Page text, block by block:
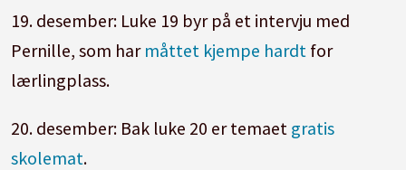
19. desember: Luke 19 byr på et intervju med
Pernille, som har måttet kjempe hardt for
lærlingplass.
20. desember: Bak luke 20 er temaet gratis
skolemat.